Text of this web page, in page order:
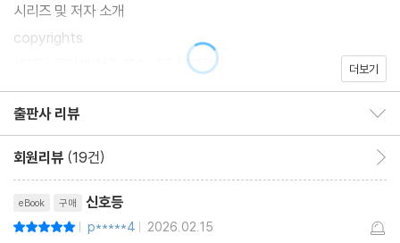
시리즈 및 저자 소개
copyrights
(참고) 종이책 기준 쪽수: 57 (추정치)
더보기
출판사 리뷰
회원리뷰 (19건)
eBook 구매 신호등
| p*****4 | 2026.02.15